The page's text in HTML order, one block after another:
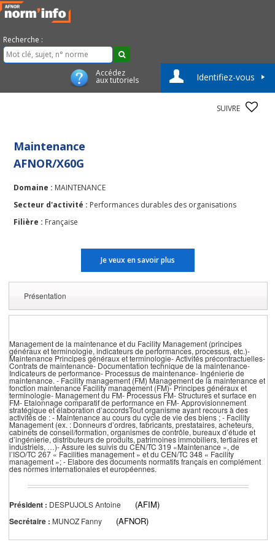
Recherche :
Accédez
aux tutoriels Identifiez-vous
SUIVRE
Maintenance
AFNOR/X60G
Domaine : MAINTENANCE
Secteur d'activité : Performances durables des organisations
Filière : Française
Je veux en savoir plus
Présentation
Management de la maintenance et du Facility Management (principes
généraux et terminologie, indicateurs de performances, processus, etc.)-
Maintenance Principes généraux et terminologie- Activités précontractuelles-
Contrats de maintenance- Documentation technique de la maintenance-
Indicateurs de performance- Processus de maintenance- Ingénierie de
maintenance. - Facility management (FM) Management de la maintenance et
fonction maintenance Facility management (FM)- Principes généraux et
terminologie- Management du FM- Processus FM- Structures et surface en
FM- Etalonnage comparatif de performance en FM- Approvisionnement
stratégique et élaboration d’accordsTout organisme ayant recours à des
activités de : - Maintenance au cours du cycle de vie des biens ; - Facility
Management (ex. : Donneurs d’ordres, fabricants, prestataires, acheteurs,
cabinets de conseil/formation, organismes de contrôle, bureaux d’étude et
d’ingénierie, distributeurs de produits, patrimoines immobiliers, tertiaires et
industriels, …)- Assure les suivis du CEN/TC 319 «Maintenance », de
l’ISO/TC 267 « Facilities management » et du CEN/TC 348 « Facility
management »; - Elabore des documents normatifs français en complément
des normes internationales et européennes.
Président : DESPUJOLS Antoine (AFIM)
Secrétaire : MUNOZ Fanny (AFNOR)